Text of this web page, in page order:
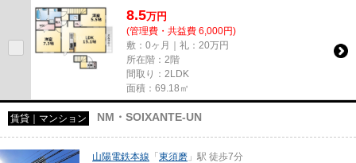
8.5万円
(管理費・共益費 6,000円)
敷：0ヶ月｜礼：20万円
所在階：2階
間取り：2LDK
面積：69.18㎡
賃貸｜マンション NM・SOIXANTE-UN
山陽電鉄本線 「 東須磨 」駅 徒歩7分